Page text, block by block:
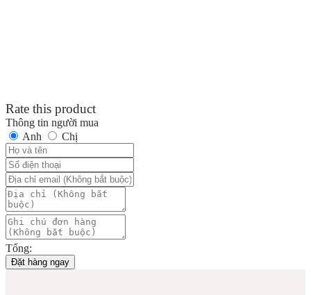
Rate this product
Thông tin người mua
Anh
Chị
Tổng:
Đặt hàng ngay